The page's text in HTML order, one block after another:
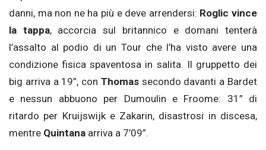
danni, ma non ne ha più e deve arrendersi: Roglic vince
la tappa, accorcia sul britannico e domani tenterà
l’assalto al podio di un Tour che l’ha visto avere una
condizione fisica spaventosa in salita. Il gruppetto dei
big arriva a 19”, con Thomassecondo davanti a Bardet
e nessun abbuono per Dumoulin e Froome: 31” di
ritardo per Kruijswijk e Zakarin, disastrosi in discesa,
mentre Quintana arriva a 7’09”.